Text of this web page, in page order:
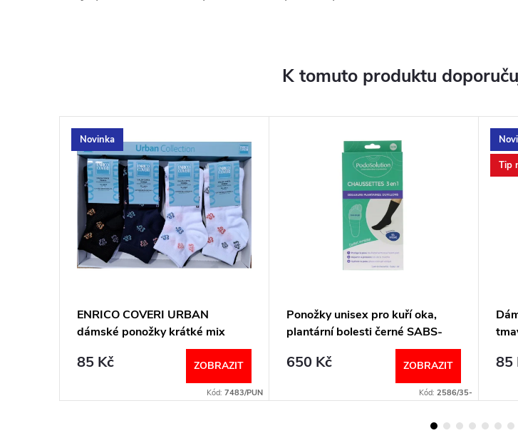
K tomuto produktu
Novinka
ENRICO COVERI URBAN
dámské ponožky krátké mix
85 Kč ZOBRAZIT
Kód: 7483/PUN
Ponožky unisex pro kuří oka,
plantární bolesti černé SABS-
SABM-SABL PodoSolution
650 Kč ZOBRAZIT
Kód: 2586/35-
Tip
85